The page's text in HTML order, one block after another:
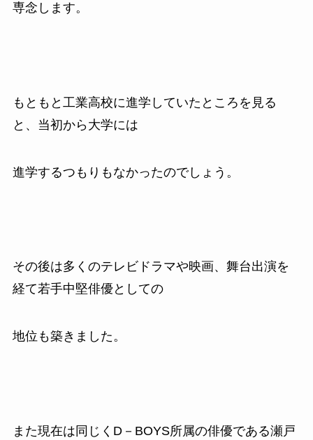
専念します。
もともと工業高校に進学していたところを見る
と、当初から大学には
進学するつもりもなかったのでしょう。
その後は多くのテレビドラマや映画、舞台出演を
経て若手中堅俳優としての
地位も築きました。
また現在は同じく D－ BOYS所属の俳優である瀬戸